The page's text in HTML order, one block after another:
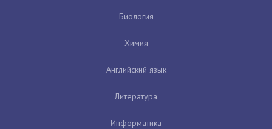
Биология
Химия
Английский язык
Литература
Информатика